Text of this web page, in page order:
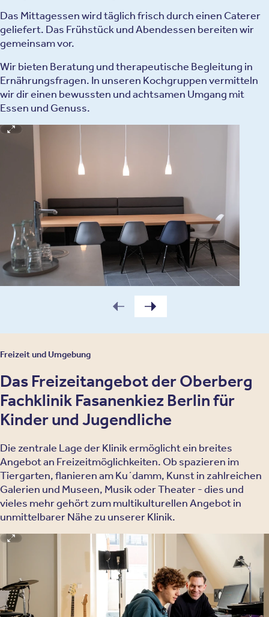
Das Mittagessen wird täglich frisch durch einen Caterer
geliefert. Das Frühstück und Abendessen bereiten wir
gemeinsam vor.
Wir bieten Beratung und therapeutische Begleitung in
Ernährungsfragen. In unseren Kochgruppen vermitteln
wir dir einen bewussten und achtsamen Umgang mit
Essen und Genuss.
Freizeit und Umgebung
Das Freizeitangebot der Oberberg
Fachklinik Fasanenkiez Berlin für
Kinder und Jugendliche
Die zentrale Lage der Klinik ermöglicht ein breites
Angebot an Freizeitmöglichkeiten. Ob spazieren im
Tiergarten, flanieren am Ku´damm, Kunst in zahlreichen
Galerien und Museen, Musik oder Theater - dies und
vieles mehr gehört zum multikulturellen Angebot in
unmittelbarer Nähe zu unserer Klinik.